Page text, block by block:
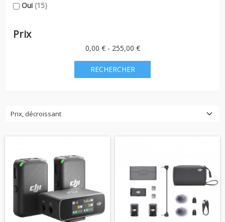
Oui (15)
Prix
0,00 € - 255,00 €
Prix, décroissant